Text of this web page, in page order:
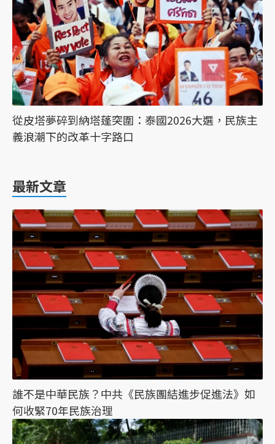
從皮塔夢碎到納塔蓬突圍：泰國2026大選，民族主
義浪潮下的改革十字路口
最新文章
誰不是中華民族？中共《民族團結進步促進法》如
何收緊70年民族治理